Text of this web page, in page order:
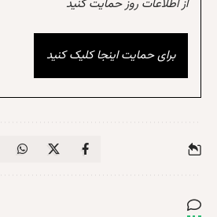
از اطلاعات روز حمایت کنید
برای حمایت اینجا کلیک کنید